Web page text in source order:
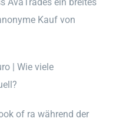
Kauf von
| Wie viele
of ra während der